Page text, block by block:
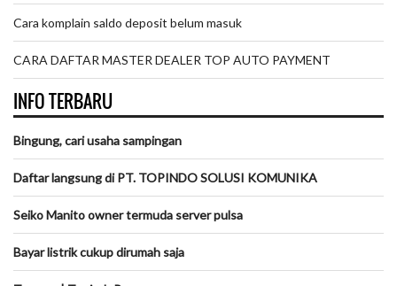
Cara komplain saldo deposit belum masuk
CARA DAFTAR MASTER DEALER TOP AUTO PAYMENT
INFO TERBARU
Bingung, cari usaha sampingan
Daftar langsung di PT. TOPINDO SOLUSI KOMUNIKA
Seiko Manito owner termuda server pulsa
Bayar listrik cukup dirumah saja